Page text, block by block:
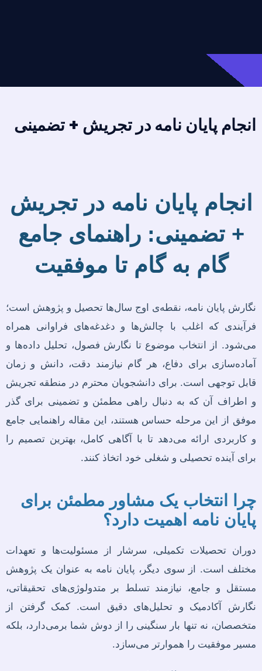
انجام پایان نامه در تجریش + تضمینی
انجام پایان نامه در تجریش
+ تضمینی: راهنمای جامع
گام به گام تا موفقیت
نگارش پایان نامه، نقطه‌ی اوج سال‌ها تحصیل و پژوهش است؛
فرآیندی که اغلب با چالش‌ها و دغدغه‌های فراوانی همراه
می‌شود. از انتخاب موضوع تا نگارش فصول، تحلیل داده‌ها و
آماده‌سازی برای دفاع، هر گام نیازمند دقت، دانش و زمان
قابل توجهی است. برای دانشجویان محترم در منطقه تجریش
و اطراف آن که به دنبال راهی مطمئن و تضمینی برای گذر
موفق از این مرحله حساس هستند، این مقاله راهنمایی جامع
و کاربردی ارائه می‌دهد تا با آگاهی کامل، بهترین تصمیم را
برای آینده تحصیلی و شغلی خود اتخاذ کنند.
چرا انتخاب یک مشاور مطمئن برای
پایان نامه اهمیت دارد؟
دوران تحصیلات تکمیلی، سرشار از مسئولیت‌ها و تعهدات
مختلف است. از سوی دیگر، پایان نامه به عنوان یک پژوهش
مستقل و جامع، نیازمند تسلط بر متدولوژی‌های تحقیقاتی،
نگارش آکادمیک و تحلیل‌های دقیق است. کمک گرفتن از
متخصصان، نه تنها بار سنگینی را از دوش شما برمی‌دارد، بلکه
مسیر موفقیت را هموارتر می‌سازد.